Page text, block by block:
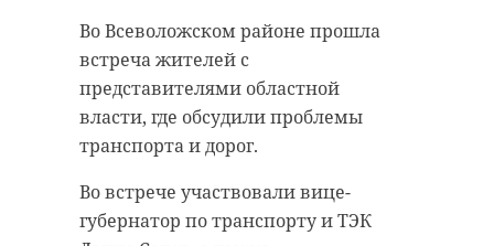
Во Всеволожском районе прошла
встреча жителей с
представителями областной
власти, где обсудили проблемы
транспорта и дорог.
Во встрече участвовали вице-
губернатор по транспорту и ТЭК